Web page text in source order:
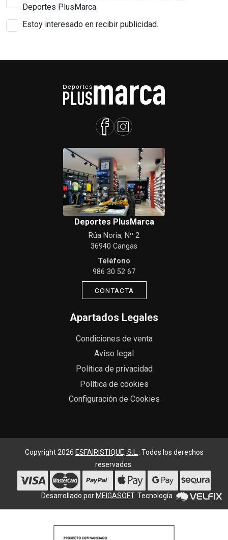
Deportes PlusMarca.
Estoy interesado en recibir publicidad.
Deportes PlusMarca
Rúa Noria, Nº 2
36940 Cangas
Teléfono
986 30 52 67
CONTACTA
Apartados Legales
Condiciones de venta
Aviso legal
Política de privacidad
Política de cookies
Configuración de Cookies
Copyright 2026 ESFAIRISTIQUE, S.L.. Todos los derechos
reservados.
Desarrollado por MEIGASOFT. Tecnología